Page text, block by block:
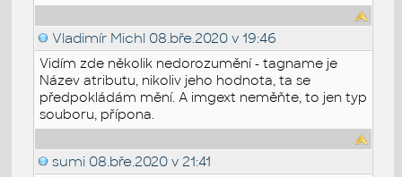
Vladimír Michl 08.bře.2020 v 19:46
Vidím zde několik nedorozumění - tagname je
Název atributu, nikoliv jeho hodnota, ta se
předpokládám mění. A imgext neměňte, to jen typ
souboru, přípona.
sumi 08.bře.2020 v 21:41